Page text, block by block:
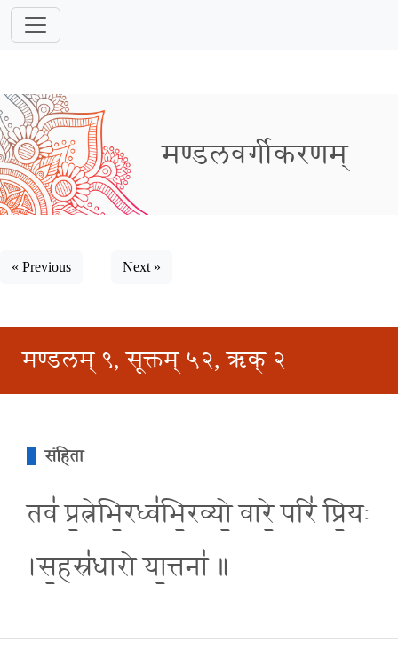
मण्डलवर्गीकरणम्
« Previous Next »
मण्डलम् ९, सूक्तम् ५२, ऋक् २
संहिता
तव॑ प्र॒त्नेभि॒रध्व॑भि॒रव्यो॒ वारे॒ परि॑ प्रि॒यः
।स॒हस्र॑धारो या॒त्तना॑ ॥